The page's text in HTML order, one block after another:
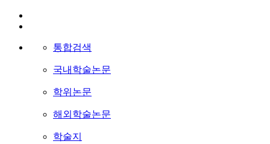
통합검색
국내학술논문
학위논문
해외학술논문
학술지